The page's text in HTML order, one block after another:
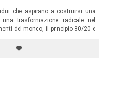
che aspirano a costruirsi una
trasformazione radicale nel
del mondo, il principio 80/20 è
grandi progetti.